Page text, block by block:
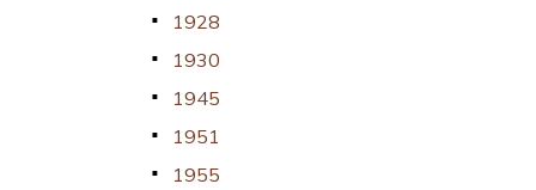
1928
1930
1945
1951
1955